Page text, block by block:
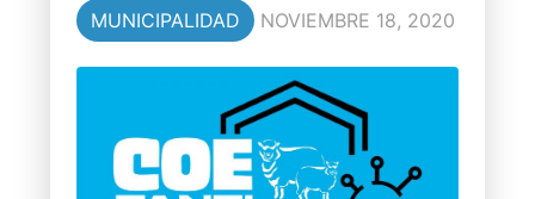
MUNICIPALIDAD
NOVIEMBRE 18, 2020